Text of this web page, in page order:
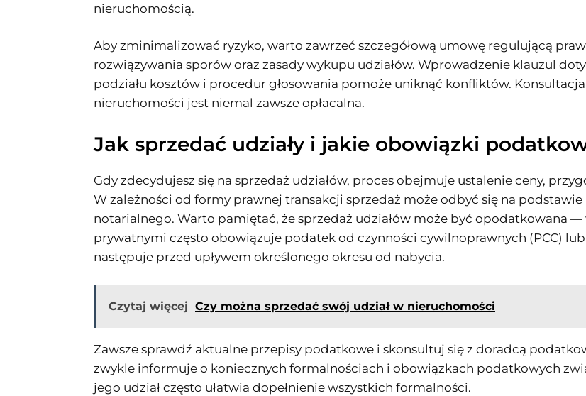
nieruchomością.
Aby zminimalizować ryzyko, warto zawrzeć szczegółową umowę regulującą
rozwiązywania sporów oraz zasady wykupu udziałów. Wprowadzenie klauzul
podziału kosztów i procedur głosowania pomoże uniknąć konfliktów.
nieruchomości jest niemal zawsze opłacalna.
Jak sprzedać udziały i jakie obowiązki
Gdy zdecydujesz się na sprzedaż udziałów, proces obejmuje ustalenie ceny,
W zależności od formy prawnej transakcji sprzedaż może odbyć się na
notarialnego. Warto pamiętać, że sprzedaż udziałów może być opodatkowana
prywatnymi często obowiązuje podatek od czynności cywilnoprawnych (PCC)
następuje przed upływem określonego okresu od nabycia.
Czytaj więcej Czy można sprzedać swój udział w nieruchomości
Zawsze sprawdź aktualne przepisy podatkowe i skonsultuj się z doradcą
zwykle informuje o koniecznych formalnościach i obowiązkach podatkowych
jego udział często ułatwia dopełnienie wszystkich formalności.